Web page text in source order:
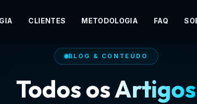
CLIENTES METODOLOGIA FAQ
BLOG & CONTEÚDO
Todos osArtigos